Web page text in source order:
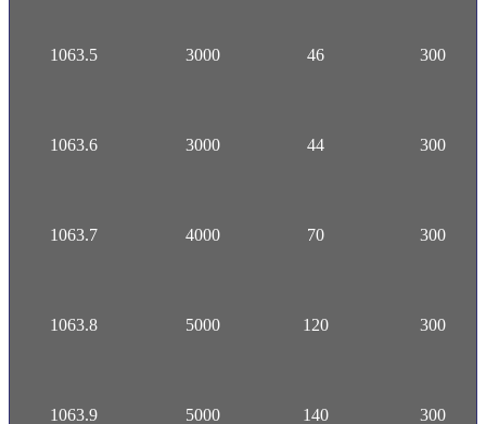
1063.5 3000 46 300
1063.6 3000 44 300
1063.7 4000 70 300
1063.8 5000 120 300
1063.9 5000 140 300